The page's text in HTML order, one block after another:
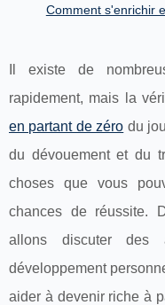
Comment s'enrichir
Il existe de
rapidement, mais la
en partant de zéro du
du dévouement et du
choses que vous
chances de réussite.
allons discuter des
développement
aider à devenir riche à